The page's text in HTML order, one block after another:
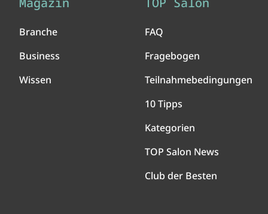
Branche
Business
Wissen
FAQ
Fragebogen
Teilnahmebedingungen
10 Tipps
Kategorien
TOP Salon News
Club der Besten